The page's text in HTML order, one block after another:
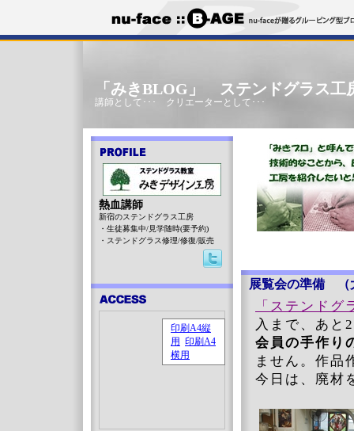
「みきBLOG」 ステンドグラス工
講師として･･･ クリエーターとして･･･
展覧会の準備 （
「ステンド
入まで、あと
会員の手作り
ません。作品
今日は、廃材
熱血講師
新宿のステンドグラス工房
・生徒募集中/見学随時(要予約)
・ステンドグラス修理/修復/販売